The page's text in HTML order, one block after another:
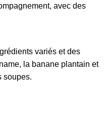
variés et des
la banane plantain et
soupes.